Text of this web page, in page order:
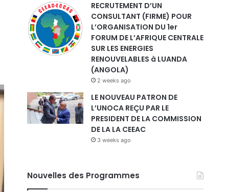
RECRUTEMENT D’UN
CONSULTANT (FIRME) POUR
L’ORGANISATION DU 1er
FORUM DE L’AFRIQUE CENTRALE
SUR LES ENERGIES
RENOUVELABLES à LUANDA
(ANGOLA)
2 weeks ago
LE NOUVEAU PATRON DE
L’UNOCA REÇU PAR LE
PRESIDENT DE LA COMMISSION
DE LA LA CEEAC
3 weeks ago
Nouvelles des Programmes